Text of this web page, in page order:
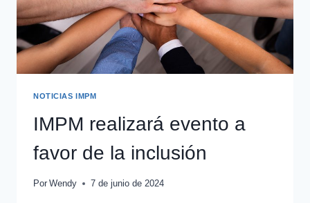
NOTICIAS IMPM
IMPM realizará evento a
favor de la inclusión
Por Wendy 7 de junio de 2024